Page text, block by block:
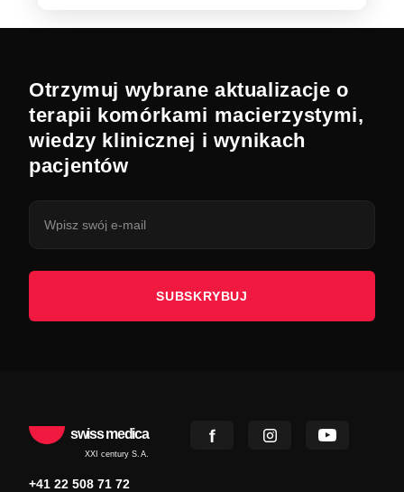
Otrzymuj wybrane aktualizacje o
terapii komórkami macierzystymi,
wiedzy klinicznej i wynikach
pacjentów
SUBSKRYBUJ
swiss medica
XXI century S.A.
+41 22 508 71 72